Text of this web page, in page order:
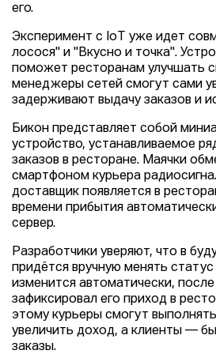
его.
Эксперимент с IoT уже идет
лосося" и "Вкусно и точка".
поможет ресторанам улучшать
менеджеры сетей смогут сами
задерживают выдачу заказов и
Бикон представляет собой
устройство, устанавливаемое
заказов в ресторане. Маячки
смартфоном курьера
доставщик появляется в
времени прибытия
сервер.
Разработчики уверяют, что в
придётся вручную менять
изменится автоматически,
зафиксировал его приход в
этому курьеры смогут
увеличить доход, а клиенты —
заказы.